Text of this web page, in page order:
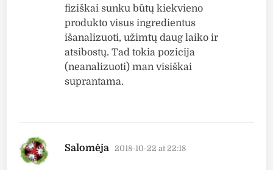
fiziškai sunku būtų kiekvieno
produkto visus ingredientus
išanalizuoti, užimtų daug laiko ir
atsibostų. Tad tokia pozicija
(neanalizuoti) man visiškai
suprantama.
Salomėja says:
2018-10-22 at 22:18